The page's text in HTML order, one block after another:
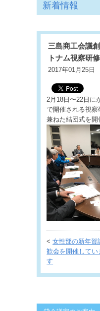
新着情報
三島商工会議
トナム視察研
2017年01月25日
2月18日〜22日に
で開催される視
兼ねた結団式を開
<女性部の新年賀
歓会を開催してい
す